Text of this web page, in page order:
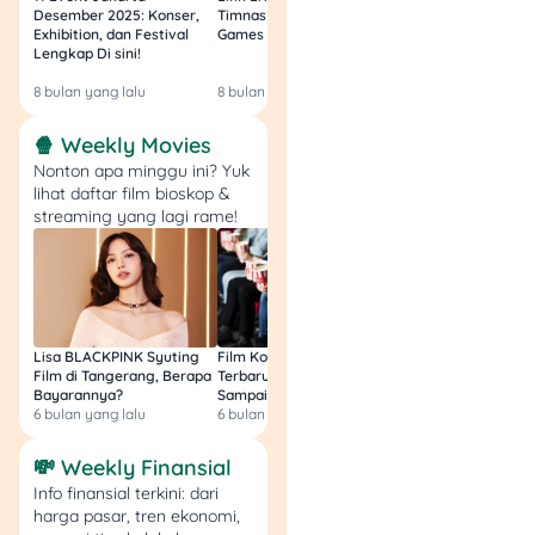
mitra sepertiTraveloka,
TikTok Shop Travel
Prosesnya serupa:
pilih rute, jadwal, dan
metode
pembayaran.
Pastikan nama dan
identitas penumpang
sesuai KTP atau
paspor.
3. Beli di Stasiun Kereta
Bandara YIA
Datangi stasiun
keberangkatan
sepertiStasiun
Desember 2025: Konser,
Exhibition, dan Festival
Lengkap Di sini!
8 bulan yang lalu
Timnas vs Filipina SEA
Games Malam Ini, Gratis!
8 bulan yang lalu
🍿 Weekly Movies
Nonton apa minggu ini? Yuk
lihat daftar film bioskop &
streaming yang lagi rame!
Lisa BLACKPINK Syuting
Film di Tangerang, Berapa
Bayarannya?
6 bulan yang lalu
Film Komedi Indonesia
Terbaru 2026, Siap Ngakak
Sampai Sakit Perut!
6 bulan yang lalu
💸 Weekly Finansial
Info finansial terkini: dari
harga pasar, tren ekonomi,